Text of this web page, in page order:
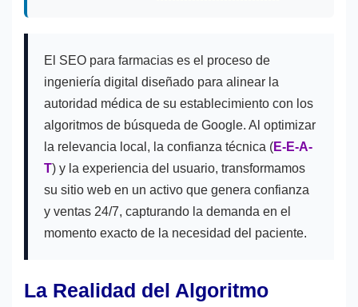
El SEO para farmacias es el proceso de
ingeniería digital diseñado para alinear la
autoridad médica de su establecimiento con los
algoritmos de búsqueda de Google. Al optimizar
la relevancia local, la confianza técnica (E-E-A-
T) y la experiencia del usuario, transformamos
su sitio web en un activo que genera confianza
y ventas 24/7, capturando la demanda en el
momento exacto de la necesidad del paciente.
La Realidad del Algoritmo